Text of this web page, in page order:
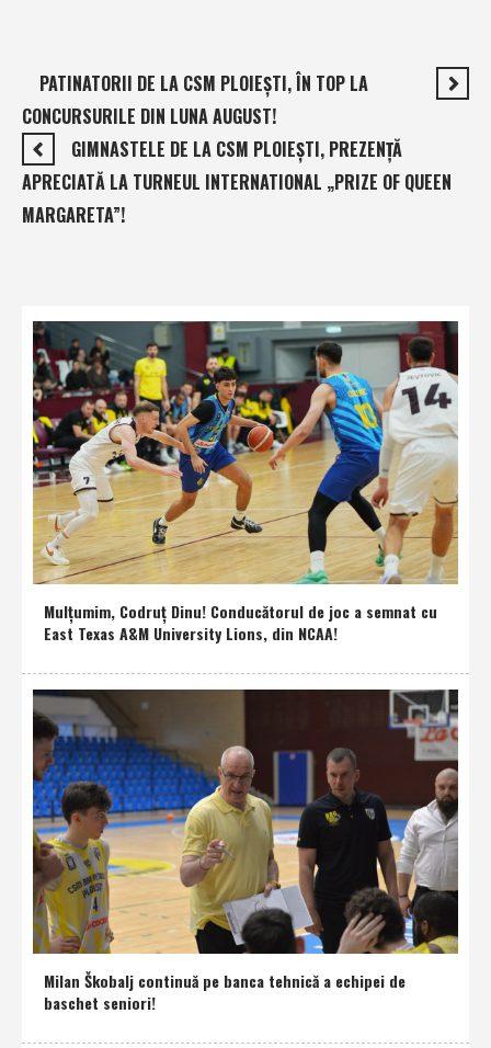
PATINATORII DE LA CSM PLOIEŞTI, ÎN TOP LA
CONCURSURILE DIN LUNA AUGUST!
GIMNASTELE DE LA CSM PLOIEŞTI, PREZENŢĂ
APRECIATĂ LA TURNEUL INTERNATIONAL „PRIZE OF QUEEN
MARGARETA”!
Mulţumim, Codruţ Dinu! Conducătorul de joc a semnat cu
East Texas A&M University Lions, din NCAA!
Milan Škobalj continuă pe banca tehnică a echipei de
baschet seniori!